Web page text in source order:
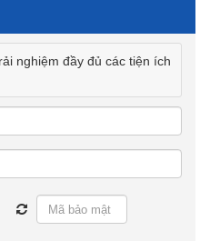
nghiệm đầy đủ các tiện ích